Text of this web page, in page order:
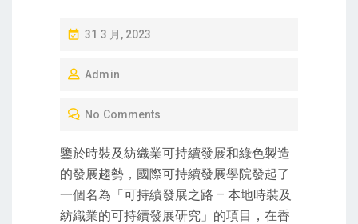
P
S
D
O
N
31 3 月, 2023
Admin
No Comments
鑒於時裝及紡織業可持續發展和綠色製造
的發展趨勢，國際可持續發展學院發起了
一個名為「可持續發展之路 – 本地時裝及
紡織業的可持續發展研究」的項目，在香